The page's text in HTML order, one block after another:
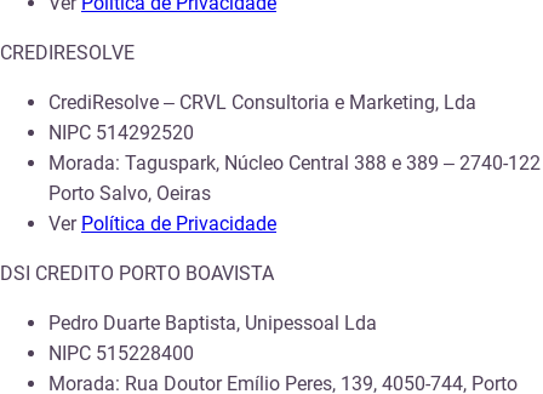
CREDIRESOLVE
CrediResolve – CRVL Consultoria e Marketing, Lda
NIPC 514292520
Morada: Taguspark, Núcleo Central 388 e 389 – 2740-122
Porto Salvo, Oeiras
Ver Política de Privacidade
DSI CREDITO PORTO BOAVISTA
Pedro Duarte Baptista, Unipessoal Lda
NIPC 515228400
Morada: Rua Doutor Emílio Peres, 139, 4050-744, Porto